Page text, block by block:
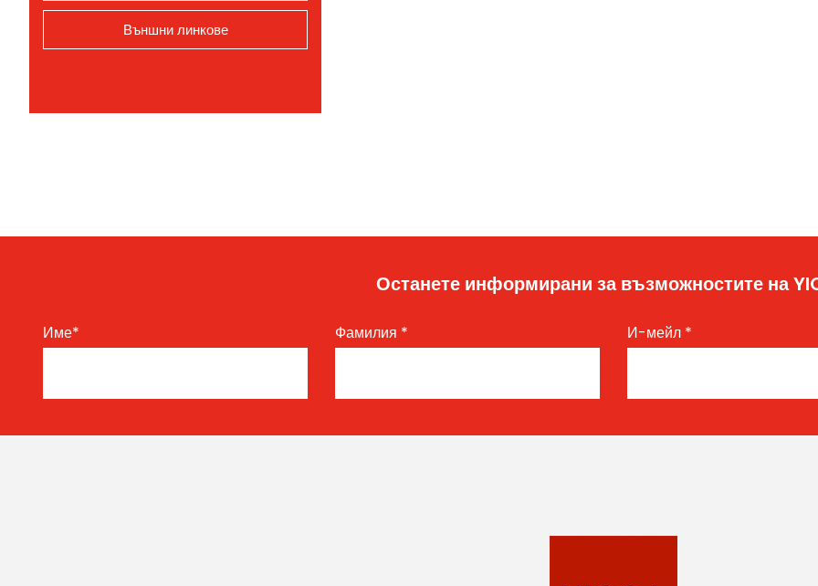
Външни линкове
Останете информирани за възможностите на
Име* Фамилия * И-мейл *